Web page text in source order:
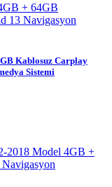
Kablosuz Carplay
Sistemi